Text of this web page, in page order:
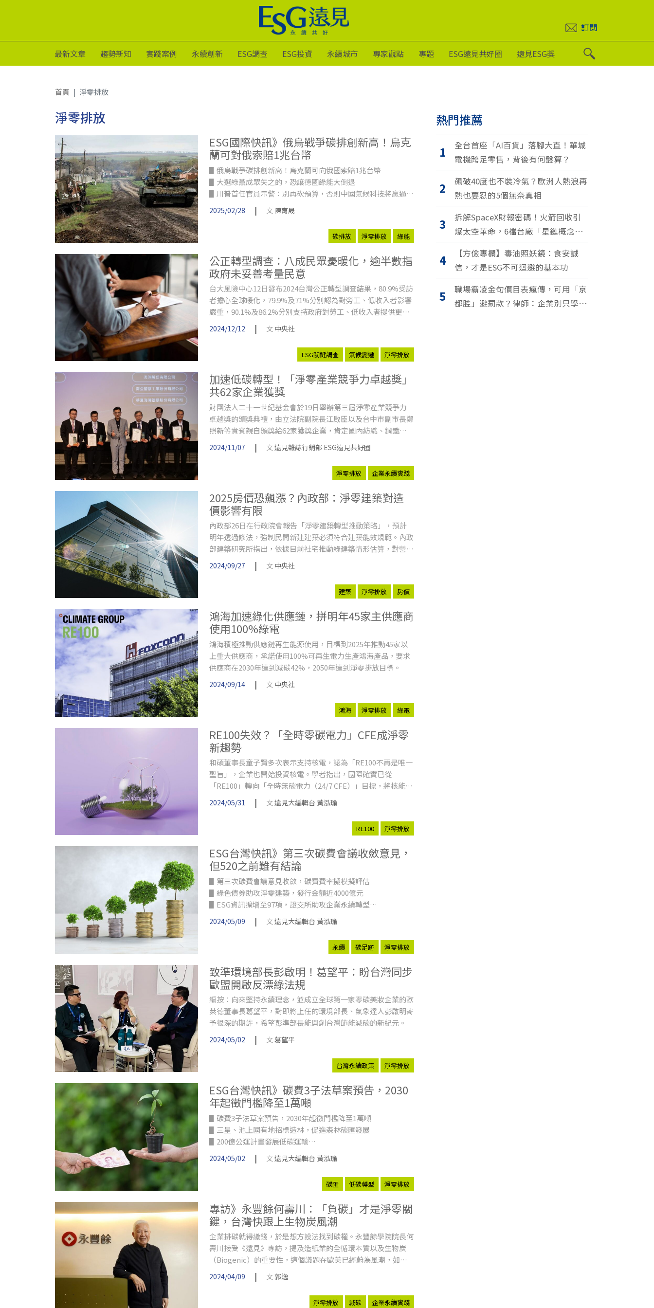
訂閱
最新文章 趨勢新知 實踐案例 永續創新 ESG調查 ESG投資 永續城市 專家觀點 專題 ESG遠見共好圈 遠見ESG獎
首頁 淨零排放
淨零排放
ESG國際快訊》俄烏戰爭碳排創新高！烏克
蘭可對俄索賠1兆台幣
▋俄烏戰爭碳排創新高！烏克蘭可向俄國索賠1兆台幣
▋大選綠黨成眾矢之的，恐讓德國綠能大倒退
▋川普首任官員示警：別再砍預算，否則中國氣候科技將贏過美
▋英國淨零產業大爆發，去年產值成長10％
▋魚蝦變小、海藻30年消失七成，日本輸出氣候解方
2025/02/28 | 文 陳育晟
碳排放 淨零排放 綠能
公正轉型調查：八成民眾憂暖化，逾半數指
政府未妥善考量民意
台大風險中心12日發布2024台灣公正轉型調查結果，80.9%受訪
者擔心全球暖化，79.9%及71%分別認為對勞工、低收入者影響
嚴重，90.1%及86.2%分別支持政府對勞工、低收入者提供更多
資源因應。
2024/12/12 | 文 中央社
ESG關鍵調查 氣候變遷 淨零排放
加速低碳轉型！「淨零產業競爭力卓越獎」
共62家企業獲獎
財團法人二十一世紀基金會於19日舉辦第三屆淨零產業競爭力
卓越獎的頒獎典禮，由立法院副院長江啟臣以及台中市副市長鄭
照新等貴賓親自頒獎給62家獲獎企業，肯定國內紡織、鋼鐵、
塑膠、生技製藥企業在溫室氣體排放管理、資源使用和永續發展
上的優秀表現。
2024/11/07 | 文遠見雜誌行銷部 ESG遠見共好圈
淨零排放 企業永續實踐
2025房價恐飆漲？內政部：淨零建築對造
價影響有限
內政部26日在行政院會報告「淨零建築轉型推動策略」，預計
明年透過修法，強制民間新建建築必須符合建築能效規範。內政
部建築研究所指出，依據目前社宅推動綠建築情形估算，對營建
造價影響並不大，相信不至於造成房價波動。
2024/09/27 | 文 中央社
建築 淨零排放 房價
鴻海加速綠化供應鏈，拼明年45家主供應商
使用100%綠電
鴻海積極推動供應鏈再生能源使用，目標到2025年推動45家以
上重大供應商，承諾使用100%可再生電力生產鴻海產品，要求
供應商在2030年達到減碳42%，2050年達到淨零排放目標。
2024/09/14 | 文 中央社
鴻海 淨零排放 綠電
RE100失效？「全時零碳電力」CFE成淨零
新趨勢
和碩董事長童子賢多次表示支持核電，認為「RE100不再是唯一
聖旨」，企業也開始投資核電。學者指出，國際確實已從
「RE100」轉向「全時無碳電力（24/7 CFE）」目標，將核能列
為無碳能源，才能達成淨零排放目標。CFE（Carbon Free
Energy）究竟是什麼？該如何實現？
2024/05/31 | 文遠見大編輯台 黃泓瑜
RE100 淨零排放
ESG台灣快訊》第三次碳費會議收斂意見，
但520之前難有結論
▋第三次碳費會議意見收斂，碳費費率擬模擬評估
▋綠色債券助攻淨零建築，發行金額近4000億元
▋ESG資訊擴增至97項，證交所助攻企業永續轉型
▋台一休閒農場草莓獲碳足跡標籤，成台灣第一
▋壽險業首例！南山人壽加入淨零排放協會
2024/05/09 | 文遠見大編輯台 黃泓瑜
永續 碳足跡 淨零排放
致準環境部長彭啟明！葛望平：盼台灣同步
歐盟開啟反漂綠法規
編按：向來堅持永續理念，並成立全球第一家零碳美妝企業的歐
萊德董事長葛望平，對即將上任的環境部長、氣象達人彭啟明寄
予很深的期許，希望彭準部長能開創台灣節能減碳的新紀元。
2024/05/02 | 文葛望平
台灣永續政策 淨零排放
ESG台灣快訊》碳費3子法草案預告，2030
年起徵門檻降至1萬噸
▋碳費3子法草案預告，2030年起徵門檻降至1萬噸
▋三星、池上國有地招標造林，促進森林碳匯發展
▋200億公運計畫發展低碳運輸
▋海尼根加碼台灣135億元，投資屏東啤酒廠淨零工程
▋台達電7度獲得美國能源之星永續大獎
2024/05/02 | 文遠見大編輯台 黃泓瑜
碳匯 低碳轉型 淨零排放
專訪》永豐餘何壽川：「負碳」才是淨零關
鍵，台灣快跟上生物炭風潮
企業排碳就得繳錢，於是想方設法找到碳權。永豐餘學院院長何
壽川接受《遠見》專訪，提及造紙業的全循環本質以及生物炭
（Biogenic）的重要性，這個議題在歐美已經蔚為風潮，如果
台灣還沒跟上，恐怕就要落後一大截了。
2024/04/09 | 文郭逸
淨零排放 減碳 企業永續實踐
熱門推薦
1
全台首座「AI百貨」落腳大直！華城
電機跨足零售，背後有何盤算？
2
飆破40度也不裝冷氣？歐洲人熱浪再
熱也要忍的5個無奈真相
3
拆解SpaceX財報密碼！火箭回收引
爆太空革命，6檔台廠「星鏈概念
股」搶紅利
4
【方儉專欄】毒油照妖鏡：食安誠
信，才是ESG不可迴避的基本功
5
職場霸凌金句價目表瘋傳，可用「京
都腔」避罰款？律師：企業別只學安